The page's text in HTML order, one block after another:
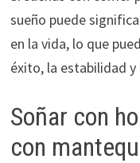
sueño puede
en la vida, lo que
éxito, la estabilidad
Soñar con
con